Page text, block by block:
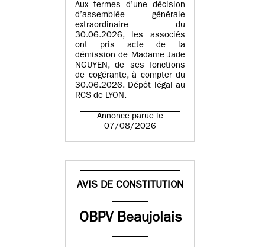
Aux termes d’une décision
d’assemblée générale
extraordinaire du
30.06.2026, les associés
ont pris acte de la
démission de Madame Jade
NGUYEN, de ses fonctions
de cogérante, à compter du
30.06.2026. Dépôt légal au
RCS de LYON.
Annonce parue le
07/08/2026
AVIS DE CONSTITUTION
OBPV Beaujolais